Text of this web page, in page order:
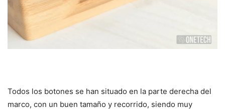
Todos los botones se han situado en la parte derecha del
marco, con un buen tamaño y recorrido, siendo muy